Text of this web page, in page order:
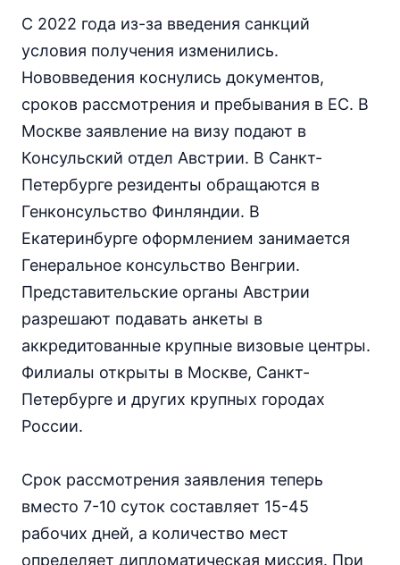
С 2022 года из-за введения санкций
условия получения изменились.
Нововведения коснулись документов,
сроков рассмотрения и пребывания в ЕС. В
Москве заявление на визу подают в
Консульский отдел Австрии. В Санкт-
Петербурге резиденты обращаются в
Генконсульство Финляндии. В
Екатеринбурге оформлением занимается
Генеральное консульство Венгрии.
Представительские органы Австрии
разрешают подавать анкеты в
аккредитованные крупные визовые центры.
Филиалы открыты в Москве, Санкт-
Петербурге и других крупных городах
России.
Срок рассмотрения заявления теперь
вместо 7-10 суток составляет 15-45
рабочих дней, а количество мест
определяет дипломатическая миссия. При